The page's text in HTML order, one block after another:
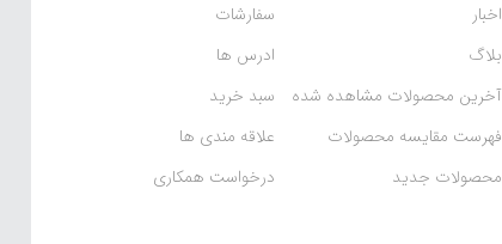
اخبار
بلاگ
آخرین محصولات مشاهده شده
فهرست مقایسه محصولات
محصولات جدید
سفارشات
ادرس ها
سبد خرید
علاقه مندی ها
درخواست همکاری